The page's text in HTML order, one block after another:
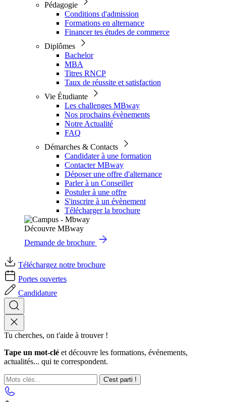
Pédagogie
Conditions d'admission
Formations en alternance
Financer tes études de commerce
Diplômes
Bachelor
MBA
Titres RNCP
Taux de réussite et satisfaction
Vie Étudiante
Les challenges MBway
Nos prochains évènements
Notre Actualité
FAQ
Démarches & Contacts
Candidater à une formation
Contacter MBway
Déposer une offre d'alternance
Parler à un Conseiller
Postuler à une offre
S'inscrire à un évènement
Télécharger la brochure
Découvre MBway
Demande de brochure
Téléchargez notre brochure
Portes ouvertes
Candidature
Tu cherches, on t'aide à trouver !
Tape un mot-clé et découvre les formations, événements,
actualités... qui te correspondent.
C'est parti !